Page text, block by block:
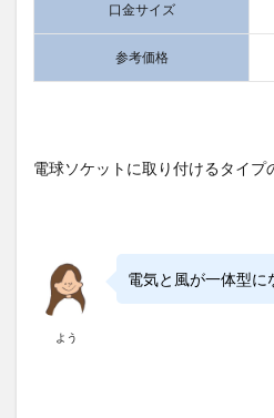
口金サイズ
参考価格
電球ソケットに取り付けるタイプ
よう
電気と風が一体型に